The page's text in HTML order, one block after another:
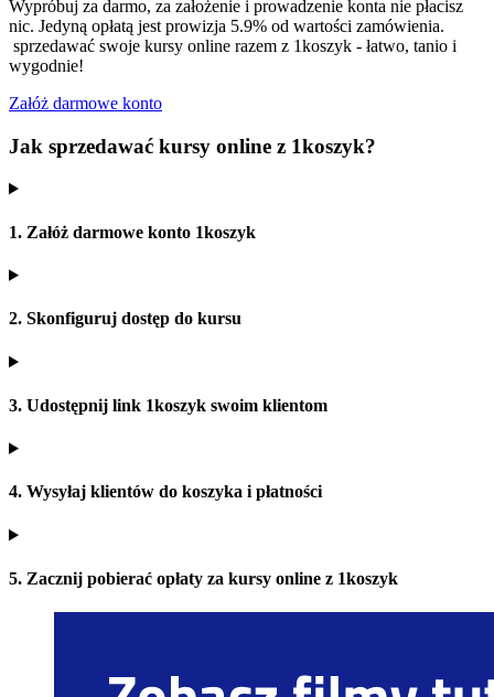
Wypróbuj za darmo, za założenie i prowadzenie konta nie płacisz
nic. Jedyną opłatą jest prowizja 5.9% od wartości zamówienia.
sprzedawać swoje kursy online razem z 1koszyk - łatwo, tanio i
wygodnie!
Załóż darmowe konto
Jak sprzedawać kursy online z 1koszyk?
1. Załóż darmowe konto 1koszyk
2. Skonfiguruj dostęp do kursu
3. Udostępnij link 1koszyk swoim klientom
4. Wysyłaj klientów do koszyka i płatności
5. Zacznij pobierać opłaty za kursy online z 1koszyk